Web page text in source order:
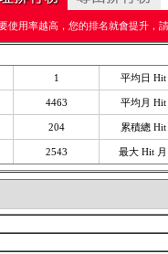
使用率越高，您的排名就會提升，
1 平均日 Hit
4463 平均月 Hit
204 累積總 Hit
2543 最大 Hit 月